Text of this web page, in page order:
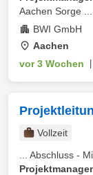
Aachen Sorge ...
BWI GmbH
Aachen
vor 3 Wochen
Vollzeit
... Abschluss -